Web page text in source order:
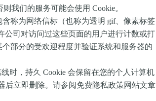
我们的服务可能会使用 Cookie。
称为网络信标（也称为透明 gif、像素标签
公司对访问过这些页面的用户进行计数或打
部分的受欢迎程度并验证系统和服务器的
时，持久 Cookie 会保留在您的个人计算机
后立即删除。请参阅免费隐私政策网站文章